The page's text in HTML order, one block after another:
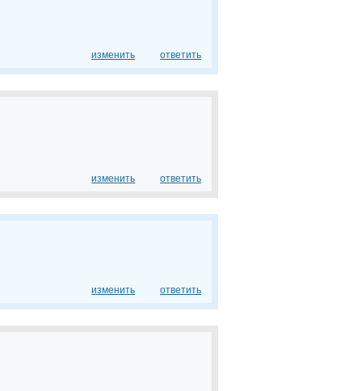
изменить ответить
изменить ответить
изменить ответить